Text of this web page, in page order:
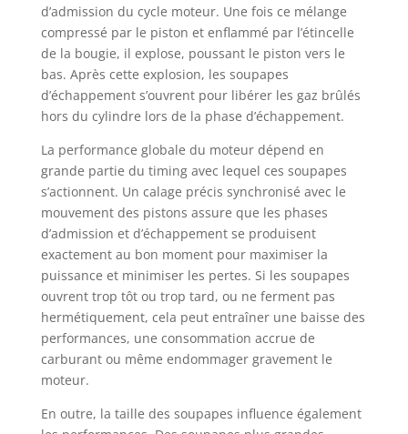
d’admission du cycle moteur. Une fois ce mélange
compressé par le piston et enflammé par l’étincelle
de la bougie, il explose, poussant le piston vers le
bas. Après cette explosion, les soupapes
d’échappement s’ouvrent pour libérer les gaz brûlés
hors du cylindre lors de la phase d’échappement.
La performance globale du moteur dépend en
grande partie du timing avec lequel ces soupapes
s’actionnent. Un calage précis synchronisé avec le
mouvement des pistons assure que les phases
d’admission et d’échappement se produisent
exactement au bon moment pour maximiser la
puissance et minimiser les pertes. Si les soupapes
ouvrent trop tôt ou trop tard, ou ne ferment pas
hermétiquement, cela peut entraîner une baisse des
performances, une consommation accrue de
carburant ou même endommager gravement le
moteur.
En outre, la taille des soupapes influence également